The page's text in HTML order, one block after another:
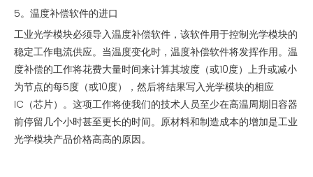
5。温度补偿软件的进口
工业光学模块必须导入温度补偿软件，该软件用于控制光学模块的
稳定工作电流供应。当温度变化时，温度补偿软件将发挥作用。温
度补偿的工作将花费大量时间来计算其坡度（或10度）上升或减小
为节点的每5度（或10度），然后将结果写入光学模块的相应
IC（芯片）。这项工作将使我们的技术人员至少在高温周期旧容器
前停留几个小时甚至更长的时间。原材料和制造成本的增加是工业
光学模块产品价格高高的原因。